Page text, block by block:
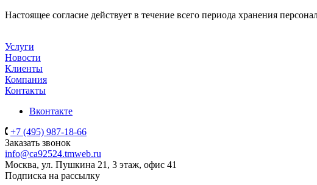
Настоящее согласие действует в течение всего периода хранения
Услуги
Новости
Клиенты
Компания
Контакты
Вконтакте
+7 (495) 987-18-66
Заказать звонок
info@ca92524.tmweb.ru
Москва, ул. Пушкина 21, 3 этаж, офис 41
Подписка на рассылку